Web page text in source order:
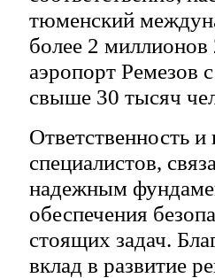
тюменский
более 2
аэропорт Ремезов
свыше 30 тысяч
Ответственность
специалистов,
надежным
обеспечения
стоящих задач.
вклад в развитие